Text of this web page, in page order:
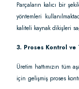
Parçaların kalıcı bir
yöntemleri
kaliteli kaynak dikişleri
3. Proses Kontrol ve
Üretim hattımızın tüm
için gelişmiş proses